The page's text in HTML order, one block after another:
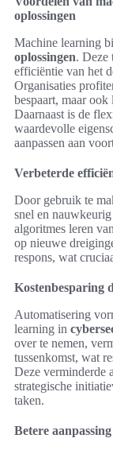
oplossingen
Machine learning
oplossingen. Deze
efficiëntie van het
Organisaties
bespaart, maar
Daarnaast is de
waardevolle
aanpassen aan
Verbeterde
Door gebruik te
snel en
algoritmes leren
op nieuwe
respons, wat
Kostenbesparing
Automatisering
learning in
over te nemen,
tussenkomst, wat
Deze verminderde
strategische
taken.
Betere